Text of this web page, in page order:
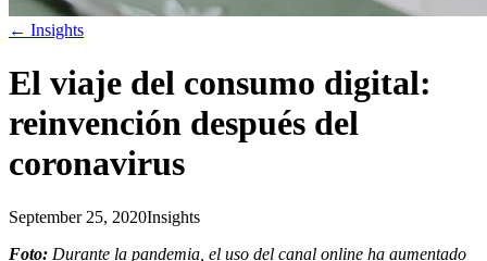
← Insights
El viaje del consumo digital:
reinvención después del
coronavirus
September 25, 2020Insights
Foto: Durante la pandemia, el uso del canal online ha aumentado